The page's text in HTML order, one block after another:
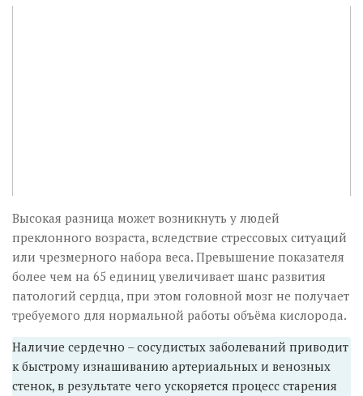
Высокая разница может возникнуть у людей
преклонного возраста, вследствие стрессовых ситуаций
или чрезмерного набора веса. Превышение показателя
более чем на 65 единиц увеличивает шанс развития
патологий сердца, при этом головной мозг не получает
требуемого для нормальной работы объёма кислорода.
Наличие сердечно – сосудистых заболеваний приводит
к быстрому изнашиванию артериальных и венозных
стенок, в результате чего ускоряется процесс старения